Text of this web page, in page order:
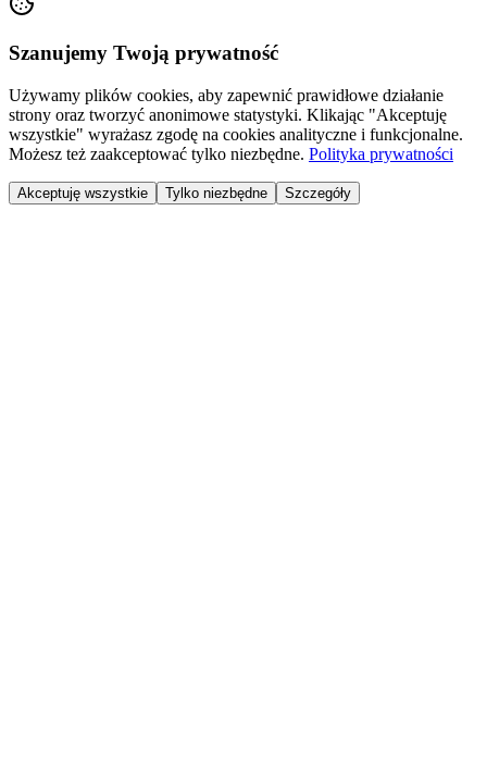
Szanujemy Twoją prywatność
Używamy plików cookies, aby zapewnić prawidłowe działanie
strony oraz tworzyć anonimowe statystyki. Klikając "Akceptuję
wszystkie" wyrażasz zgodę na cookies analityczne i funkcjonalne.
Możesz też zaakceptować tylko niezbędne. Polityka prywatności
Akceptuję wszystkie Tylko niezbędne Szczegóły